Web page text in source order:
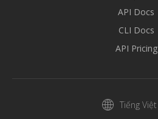
API Docs
CLI Docs
API Pricing
Tiếng Việt